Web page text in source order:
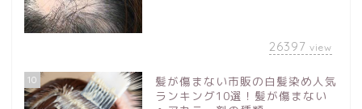
26397 view
10
髪が傷まない市販の白髪染め人気
ランキング10選！髪が傷まない